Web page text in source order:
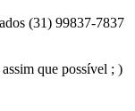
(31) 99837-7837
que possível ; )